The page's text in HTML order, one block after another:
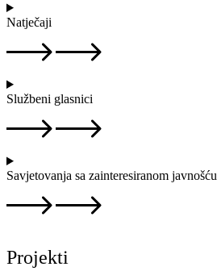
Natječaji
Službeni glasnici
Savjetovanja sa zainteresiranom javnošću
Projekti